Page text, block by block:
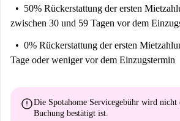
50% Rückerstattung der ersten
zwischen 30 und 59 Tagen vor dem
0% Rückerstattung der ersten
Tage oder weniger vor dem Einzugstermin
errorDie Spotahome Servicegebühr wird nicht
Buchung bestätigt ist.